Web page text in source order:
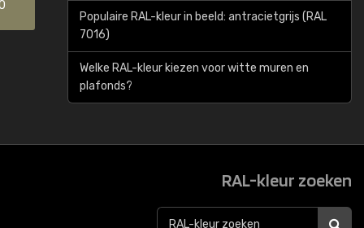
Populaire RAL-kleur in beeld: antracietgrijs (RAL
7016)
Welke RAL-kleur kiezen voor witte muren en
plafonds?
RAL-kleur zoeken